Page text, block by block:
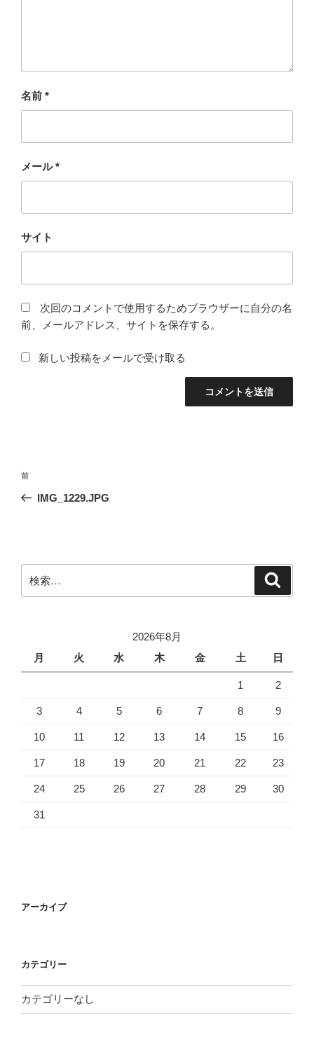
名前 *
メール*
サイト
次回のコメントで使用するためブラウザーに自分の名
前、メールアドレス、サイトを保存する。
新しい投稿をメールで受け取る
投
ー
シ
前
の
前
IMG_1229.JPG
索:
2026年8月
月
火 水 木 金 土 日
1 2
3 4 5 6 7 8 9
10 11 12 13 14 15 16
17 18 19 20 21 22 23
24 25 26 27 28 29 30
31
アーカイブ
カテゴリー
カテゴリーなし